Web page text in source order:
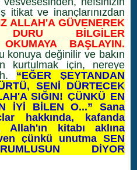
itikat ve inançlarınızdan
ALLAH'A GÜVENEREK
BİLGİLER
BAŞLAYIN.
konuya değinilir ve bakın
kurtulmak için, nereye
“EĞER ŞEYTANDAN
SENİ DÜRTECEK
SIĞIN! ÇÜNKÜ EN
İYİ BİLEN O...” Sana
hakkında, kafanda
Allah'ın kitabı aklına
çünkü unutma SEN
DİYOR